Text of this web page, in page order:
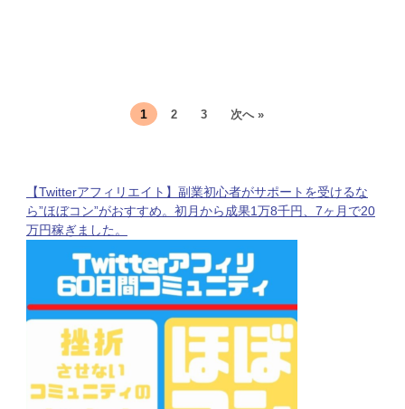
1 2 3 次へ »
【Twitterアフィリエイト】副業初心者がサポートを受けるな
ら”ほぼコン”がおすすめ。初月から成果1万8千円、7ヶ月で20
万円稼ぎました。